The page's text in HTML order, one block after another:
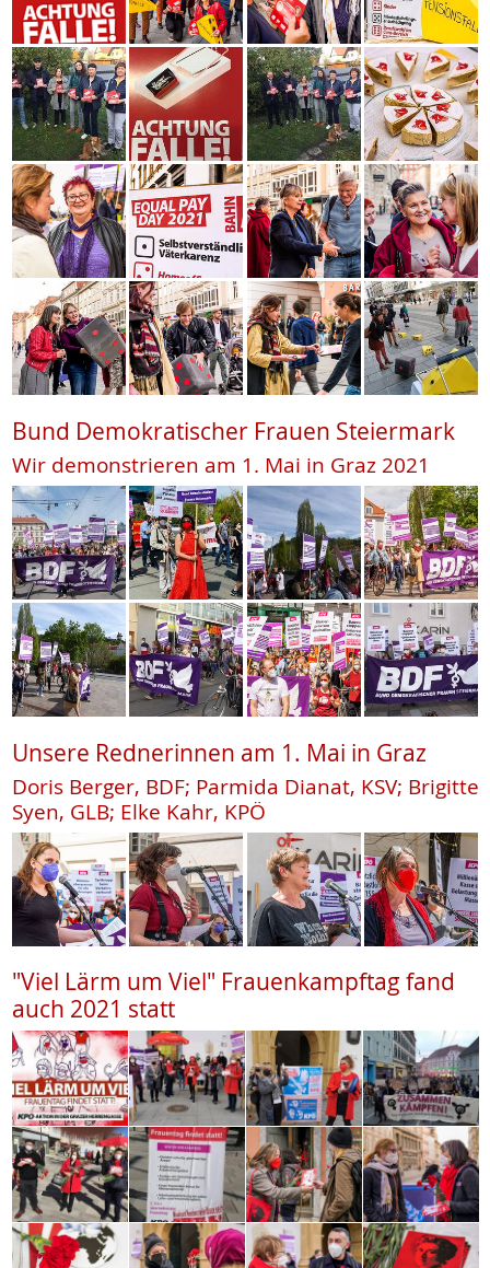
Bund Demokratischer Frauen Steiermark
Wir demonstrieren am 1. Mai in Graz 2021
Unsere Rednerinnen am 1. Mai in Graz
Doris Berger, BDF; Parmida Dianat, KSV; Brigitte
Syen, GLB; Elke Kahr, KPÖ
"Viel Lärm um Viel" Frauenkampftag fand
auch 2021 statt